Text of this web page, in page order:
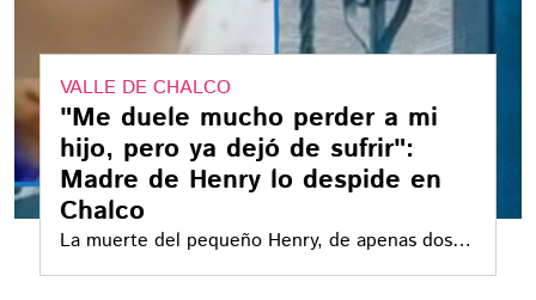
VALLE DE CHALCO
"Me duele mucho perder a mi
hijo, pero ya dejó de sufrir":
Madre de Henry lo despide en
Chalco
La muerte del pequeño Henry, de apenas dos
años, tras un ataque en una tienda en Valle de